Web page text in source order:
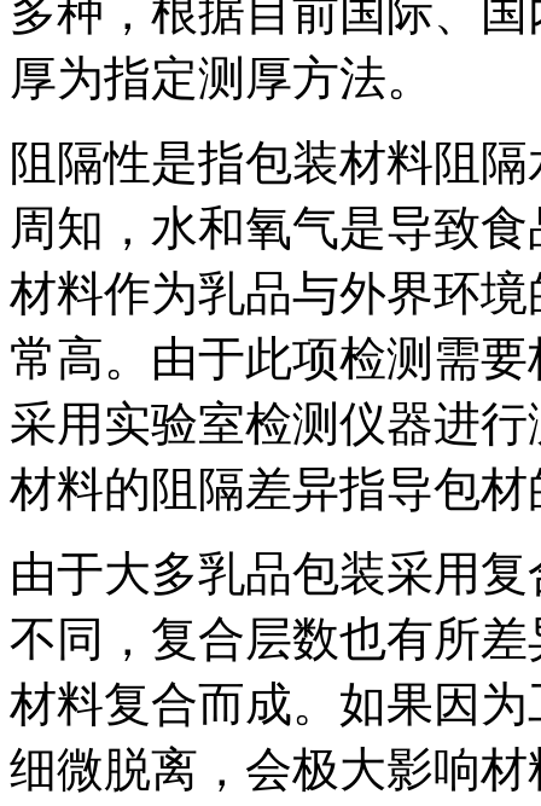
多种，根据目前国际、
厚为指定测厚方法。
阻隔性是指包装材料阻
周知，水和氧气是导致
材料作为乳品与外界环
常高。由于此项检测需
采用实验室检测仪器进
材料的阻隔差异指导包
由于大多乳品包装采用
不同，复合层数也有所
材料复合而成。如果因
细微脱离，会极大影响